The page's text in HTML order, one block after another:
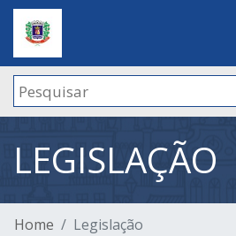
LEGISLAÇÃO
Home Legislação